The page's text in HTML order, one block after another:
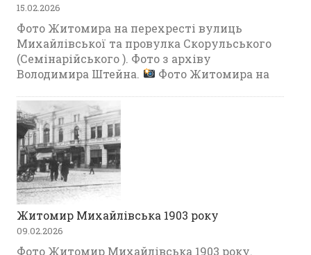
15.02.2026
Фото Житомира на перехресті вулиць
Михайлівської та провулка Скорульського
(Семінарійського ). Фото з архіву
Володимира Штейна.
Фото Житомира на
Житомир Михайлівська 1903 року
09.02.2026
Фото Житомир Михайлівська 1903 року.